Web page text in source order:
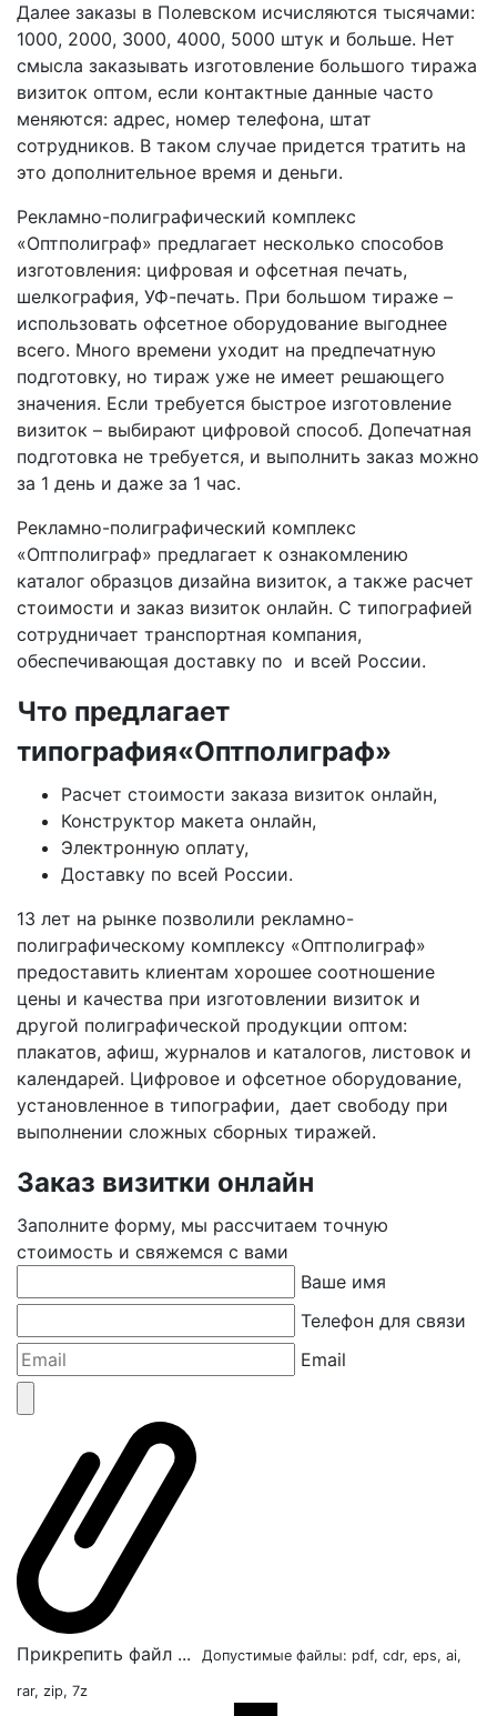
Далее заказы в Полевском исчисляются тысячами:
1000, 2000, 3000, 4000, 5000 штук и больше. Нет
смысла заказывать изготовление большого тиража
визиток оптом, если контактные данные часто
меняются: адрес, номер телефона, штат
сотрудников. В таком случае придется тратить на
это дополнительное время и деньги.
Рекламно-полиграфический комплекс
«Оптполиграф» предлагает несколько способов
изготовления: цифровая и офсетная печать,
шелкография, УФ-печать. При большом тираже –
использовать офсетное оборудование выгоднее
всего. Много времени уходит на предпечатную
подготовку, но тираж уже не имеет решающего
значения. Если требуется быстрое изготовление
визиток – выбирают цифровой способ. Допечатная
подготовка не требуется, и выполнить заказ можно
за 1 день и даже за 1 час.
Рекламно-полиграфический комплекс
«Оптполиграф» предлагает к ознакомлению
каталог образцов дизайна визиток, а также расчет
стоимости и заказ визиток онлайн. С типографией
сотрудничает транспортная компания,
обеспечивающая доставку по и всей России.
Что предлагает
типография«Оптполиграф»
Расчет стоимости заказа визиток онлайн,
Конструктор макета онлайн,
Электронную оплату,
Доставку по всей России.
13 лет на рынке позволили рекламно-
полиграфическому комплексу «Оптполиграф»
предоставить клиентам хорошее соотношение
цены и качества при изготовлении визиток и
другой полиграфической продукции оптом:
плакатов, афиш, журналов и каталогов, листовок и
календарей. Цифровое и офсетное оборудование,
установленное в типографии, дает свободу при
выполнении сложных сборных тиражей.
Заказ визитки онлайн
Заполните форму, мы рассчитаем точную
стоимость и свяжемся с вами
Ваше имя
Телефон для связи
Email
Прикрепить файл ... Допустимые файлы: pdf, cdr, eps, ai,
rar, zip, 7z